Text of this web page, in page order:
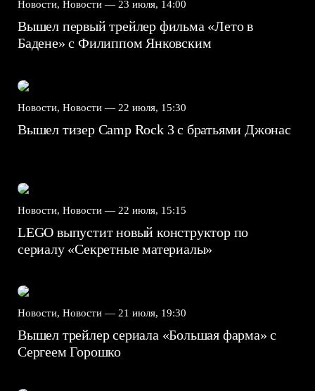
Новости, Новости — 23 июля, 14:00
Вышел первый трейлер фильма «Лето в
Бадене» с Филиппом Янковским
Новости, Новости — 22 июля, 15:30
Вышел тизер Camp Rock 3 с братьями Джонас
Новости, Новости — 22 июля, 15:15
LEGO выпустит новый конструктор по
сериалу «Секретные материалы»
Новости, Новости — 21 июля, 19:30
Вышел трейлер сериала «Большая фарма» с
Сергеем Горошко